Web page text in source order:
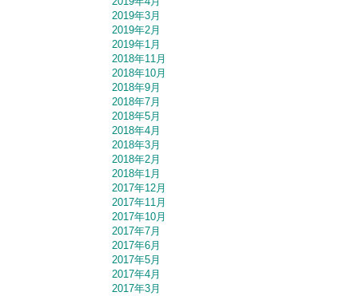
2019年3月
2019年2月
2019年1月
2018年11月
2018年10月
2018年9月
2018年7月
2018年5月
2018年4月
2018年3月
2018年2月
2018年1月
2017年12月
2017年11月
2017年10月
2017年7月
2017年6月
2017年5月
2017年4月
2017年3月